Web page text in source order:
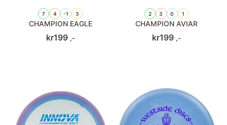
7 4 -1 3
CHAMPION EAGLE
kr199 ,-
2 3 0 1
CHAMPION AVIAR
kr199 ,-